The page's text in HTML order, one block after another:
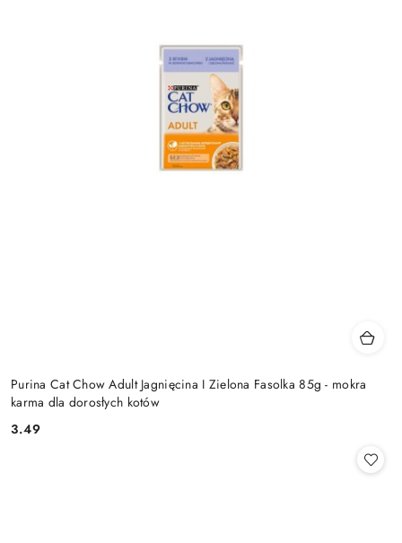
Purina Cat Chow Adult Jagnięcina I Zielona Fasolka 85g - mokra
karma dla dorosłych kotów
Cena:
3.49